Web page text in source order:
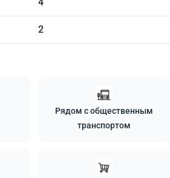
2
Рядом с общественным
транспортом